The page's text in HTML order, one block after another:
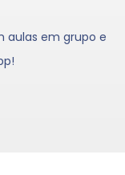
aulas em grupo e